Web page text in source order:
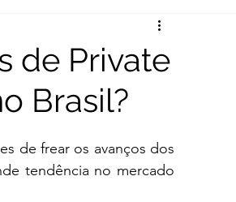
Negociação M&amp;A
de Private
Brasil?
de frear os avanços dos
tendência no mercado